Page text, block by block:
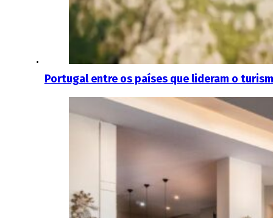
Portugal entre os países que lideram o